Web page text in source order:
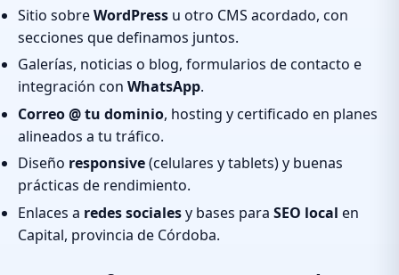
Sitio sobreWordPress u otro CMS acordado, con
secciones que definamos juntos.
Galerías, noticias o blog, formularios de contacto e
integración con WhatsApp.
Correo @ tu dominio, hosting y certificado en planes
alineados a tu tráfico.
Diseño responsive(celulares y tablets) y buenas
prácticas de rendimiento.
Enlaces a redes socialesy bases para SEO local en
Capital, provincia de Córdoba.